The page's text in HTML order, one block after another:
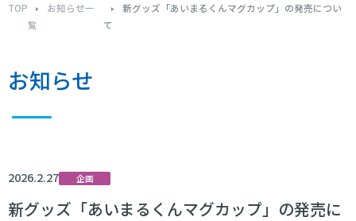
TOP
お知らせ一
覧
新グッズ「あいまるくんマグカップ」の発売につい
て
お知らせ
2026.2.27 企画
新グッズ「あいまるくんマグカップ」の発売に